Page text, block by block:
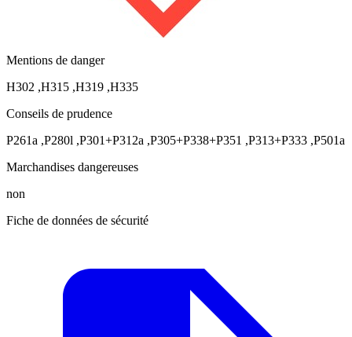
Mentions de danger
H302 ,H315 ,H319 ,H335
Conseils de prudence
P261a ,P280l ,P301+P312a ,P305+P338+P351 ,P313+P333 ,P501a
Marchandises dangereuses
non
Fiche de données de sécurité